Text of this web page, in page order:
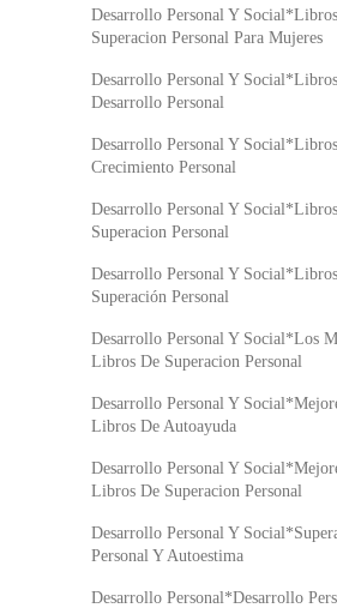
Desarrollo Personal Y
Superacion Personal Para Mujeres
Desarrollo Personal Y Social*Libros
Desarrollo Personal
Desarrollo Personal Y
Crecimiento Personal
Desarrollo Personal Y
Superacion Personal
Desarrollo Personal Y Social*Libros
Superación Personal
Desarrollo Personal Y Social*Los
Libros De Superacion Personal
Desarrollo Personal Y
Libros De Autoayuda
Desarrollo Personal Y
Libros De Superacion Personal
Desarrollo Personal Y
Personal Y Autoestima
Desarrollo Personal*Desarrollo